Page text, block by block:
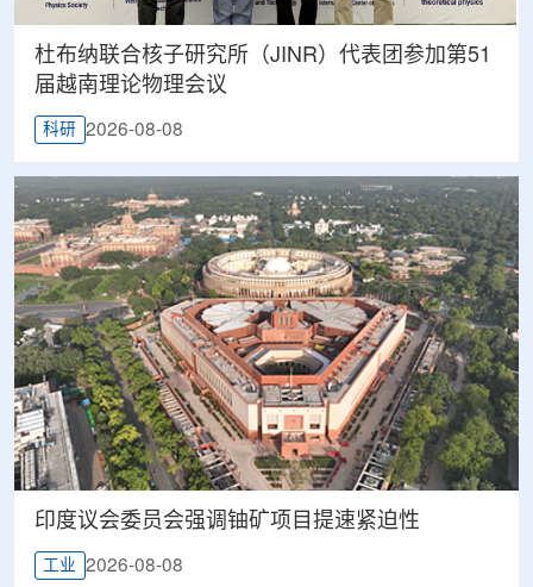
杜布纳联合核子研究所（JINR）代表团参加第51
届越南理论物理会议
科研 2026-08-08
印度议会委员会强调铀矿项目提速紧迫性
工业 2026-08-08